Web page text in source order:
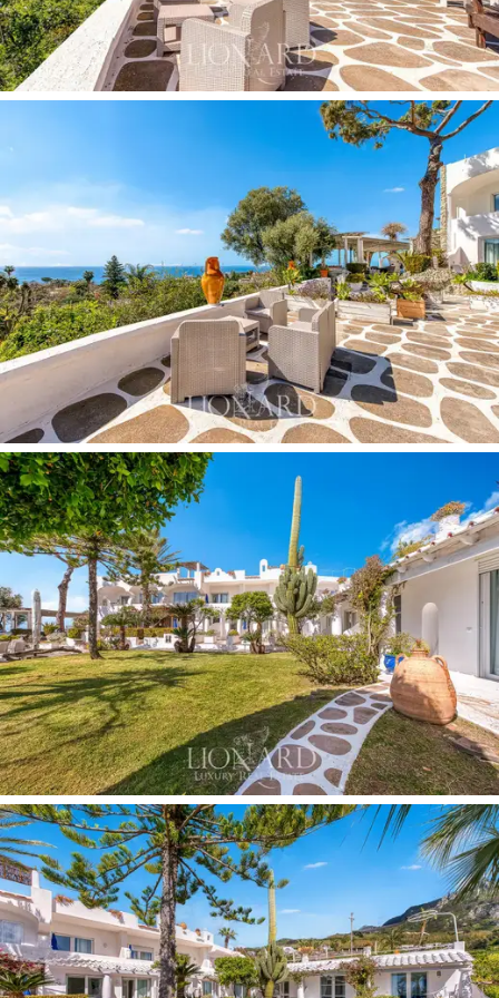
kestävyydestä, joka myönnettiin sen
ympäristösitoumuksistaEuroopan parlamentin
observatorion matkailutoimikunnan myöntämällä "Etelä-
Italian parhaaksi matkailukeskukseksi" -palkinnolla
Huvilan arkkitehtuuri, johon kuuluu10 erillistä asuntoa,
joissa on pieni puutarha tai oma terassi
merinäköalalla
, heijastelee sitoutumista ekologiseen
kestävyyteen. Jokainen yksikkö on suunniteltu
tarjoamaan maksimaalista mukavuutta ympäristöä
kunnioittaen käyttämällä aurinko- ja aurinkopaneeleja
sekä lämpöaltaiden veden kierrätysjärjestelmää.
Tämä huomio yksityiskohtiin ulottuu myös sisätiloihin,
joissa tyyli ja toiminnallisuus yhdistyvät luoden
kodikkaita ja hienostuneita ympäristöjä
henkeäsalpaavista näkymistä merelle ja
kasvitieteelliseen puutarhaan.
Huvilassa on erilaisia asuintiloja, joiden koko ja muotoilu
vaihtelevat erilaisiin tarpeisiin. Jokaisessa asunnossa on
tyylikäs sisustus, joka on varustettu kaikilla moderneilla
mukavuuksilla, ja yksityiset ulkotilat, joiden avulla
asiakkaat voivat nauttia Ischian luonnonkauneudesta.
Poikkeuksellinen on katto, jossa voi nauttia
harvinaisen kauneuden panoraamanäkymistä
Ischianmeren yli. Vieraslisärakennus tarjoaa
eksklusiivisen pääsyn auringonottoalueelle,kahdelle
uima-altaalle, ulkouima-altaalle ja sisäuima-altaalle,
luoden ainutlaatuisen rentoutumisen ja hyvinvoinnin
ilmapiirin.
Kasvitieteellisessä puutarhassa onluonnossa